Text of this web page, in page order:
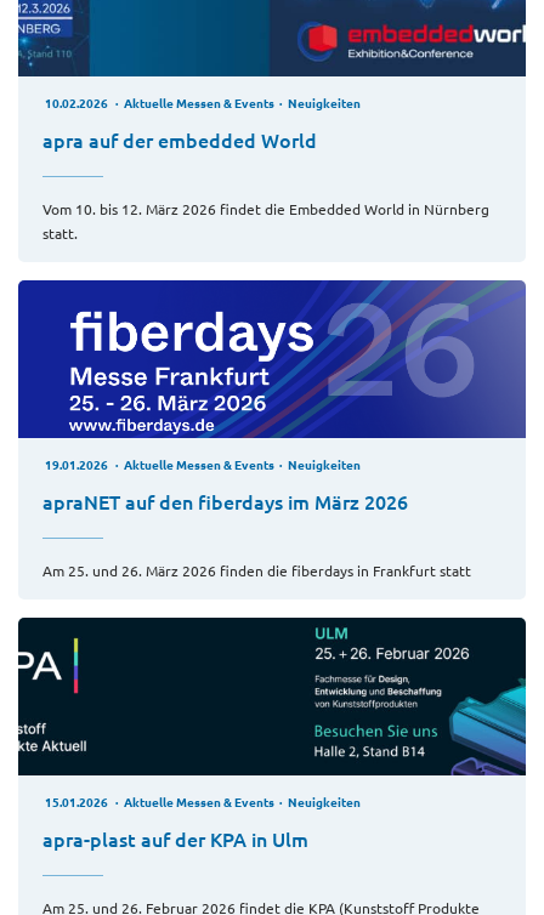
10.02.2026 Aktuelle Messen & Events Neuigkeiten
apra auf der embedded World
Vom 10. bis 12. März 2026 findet die Embedded World in Nürnberg
statt.
19.01.2026 Aktuelle Messen & Events Neuigkeiten
apraNET auf den fiberdays im März 2026
Am 25. und 26. März 2026 finden die fiberdays in Frankfurt statt
15.01.2026 Aktuelle Messen & Events Neuigkeiten
apra-plast auf der KPA in Ulm
Am 25. und 26. Februar 2026 findet die KPA (Kunststoff Produkte